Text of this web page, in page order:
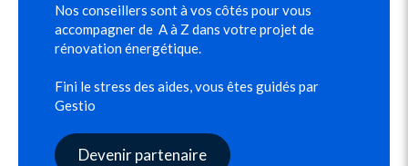
Nos conseillers sont à vos côtés pour vous
accompagner de A à Z dans votre projet de
rénovation énergétique.
Fini le stress des aides, vous êtes guidés par
Gestio
Devenir partenaire